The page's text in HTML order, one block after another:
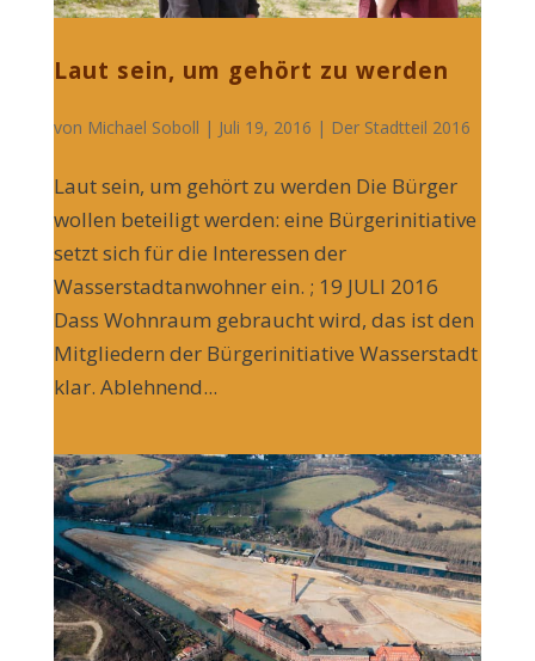
Laut sein, um gehört zu werden
von Michael Soboll | Juli 19, 2016 | Der Stadtteil 2016
Laut sein, um gehört zu werden Die Bürger
wollen beteiligt werden: eine Bürgerinitiative
setzt sich für die Interessen der
Wasserstadtanwohner ein. ; 19 JULI 2016
Dass Wohnraum gebraucht wird, das ist den
Mitgliedern der Bürgerinitiative Wasserstadt
klar. Ablehnend...